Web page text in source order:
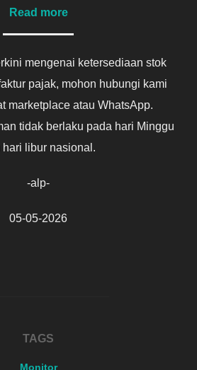
Read more
mengenai ketersediaan stok
pajak, mohon hubungi kami
marketplace atau WhatsApp.
tidak berlaku pada hari Minggu
hari libur nasional.
-alp-
05-05-2026
TAGS
Monitor